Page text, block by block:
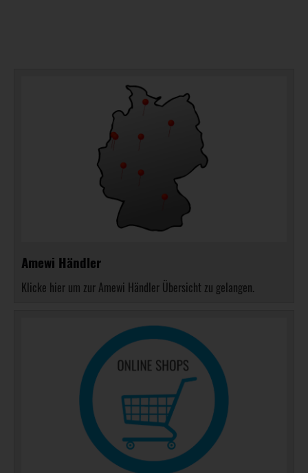
Amewi Händler
Klicke hier um zur Amewi Händler Übersicht zu gelangen.